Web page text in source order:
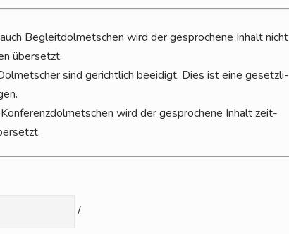
Begleit­dol­met­schen wird der gespro­che­ne Inhalt nicht
über­setzt.
sind gericht­lich beei­digt. Dies ist eine gesetz­li­
wird der gespro­che­ne Inhalt zeit­
/